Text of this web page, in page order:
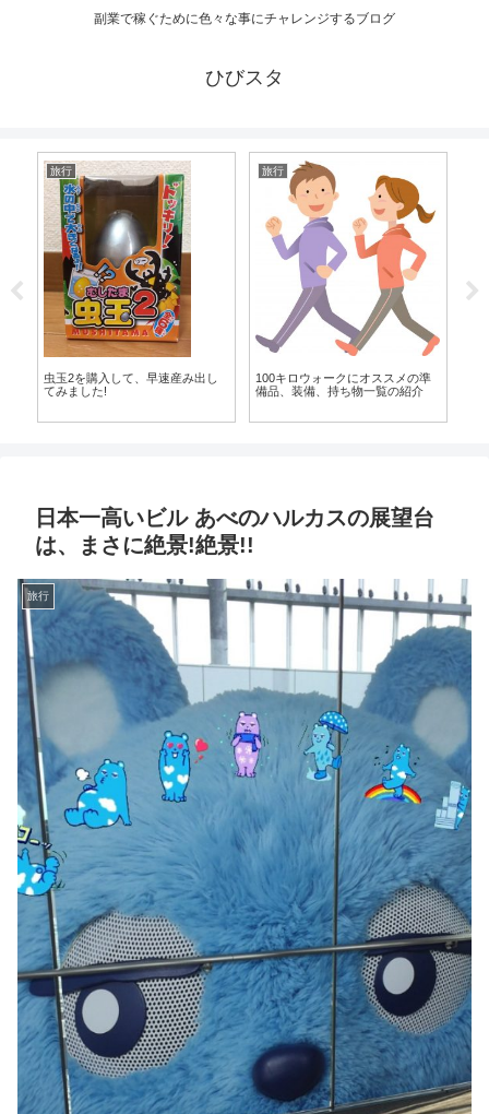
副業で稼ぐために色々な事にチャレンジするブログ
ひびスタ
旅行
虫玉2を購入して、早速産み出し
てみました!
旅行
100キロウォークにオススメの準
備品、装備、持ち物一覧の紹介
日本一高いビル あべのハルカスの展望台
は、まさに絶景!絶景!!
旅行